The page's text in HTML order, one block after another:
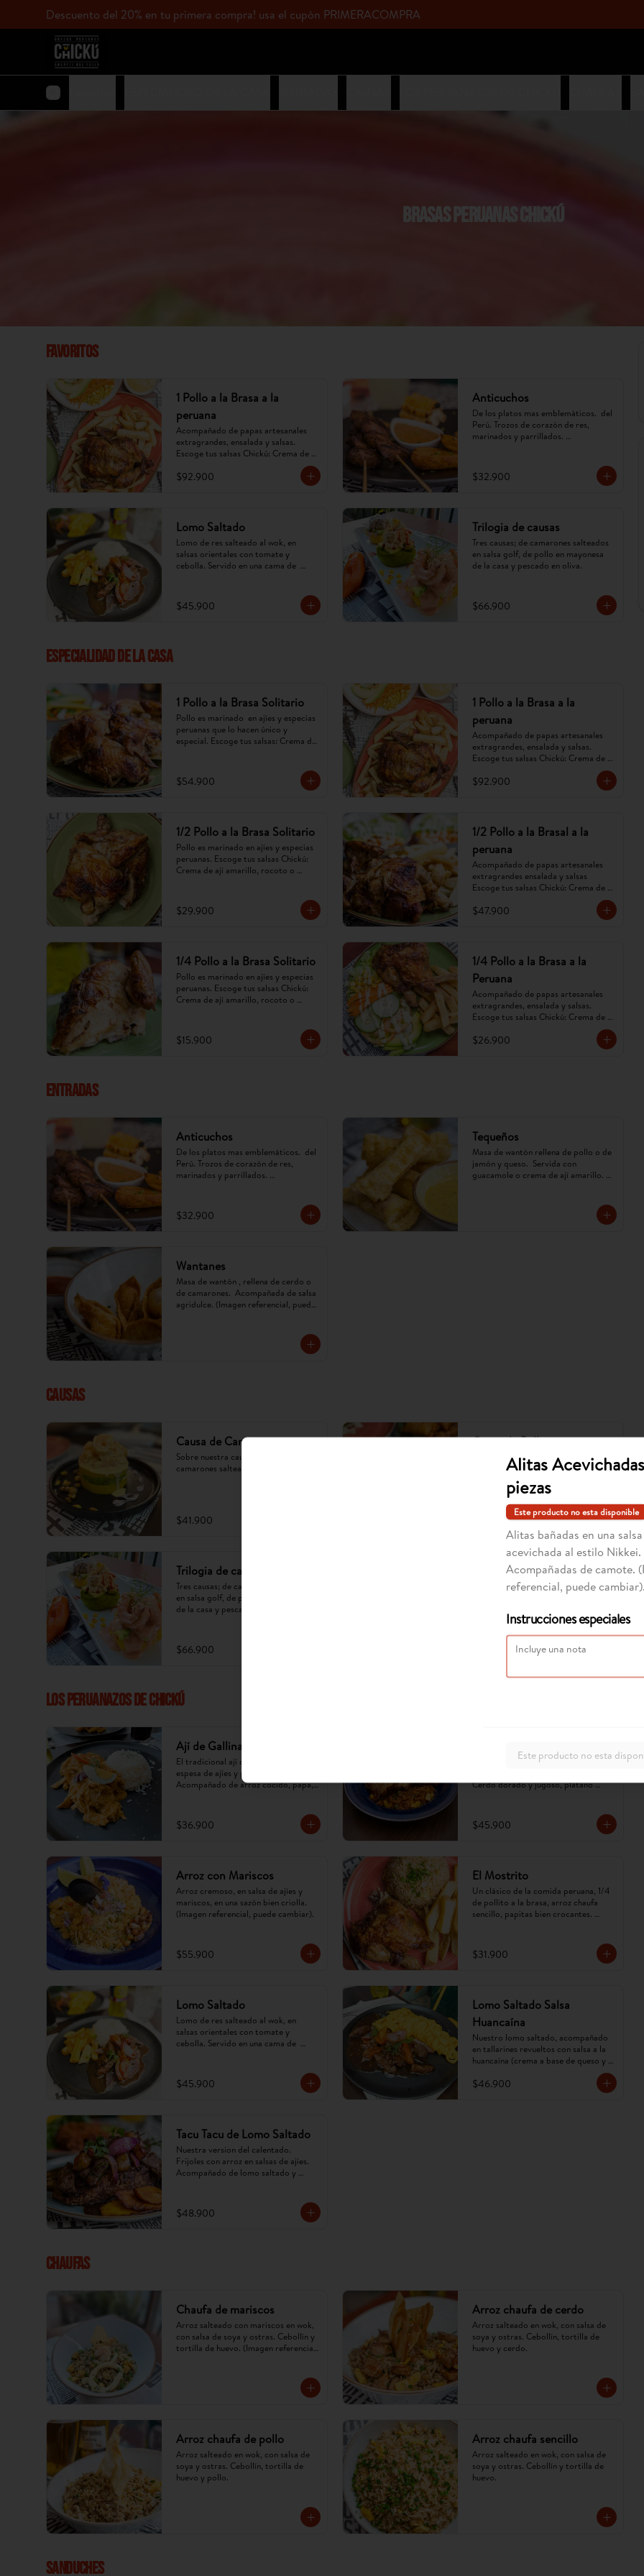
Descuento del 20% en tu primera compra! usa el cupòn PRIMERACOMPRA
BRASAS PERUANAS CHICKÚ
Favoritos
1 Pollo a la Brasa a la
peruana
Acompañado de papas artesanales
extragrandes, ensalada y salsas.
Escoge tus salsas Chickú: Crema de
(Imagen referencial, puede cambiar).
$92.900
Anticuchos
De los platos mas emblemáticos.  del
Perú. Trozos de corazón de res,
marinados y parrillados.
puede cambiar)
$32.900
Lomo Saltado
Lomo de res salteado al wok, en
salsas orientales con tomate y
cebolla. Servido en una cama de
$45.900
Trilogia de causas
Tres causas; de camarones salteados
en salsa golf, de pollo en mayonesa
de la casa y pescado en oliva.
$66.900
ESPECIALIDAD DE LA CASA
1 Pollo a la Brasa Solitario
Pollo es marinado  en ajíes y especias
peruanas que lo hacen único y
especial. Escoge tus salsas: Crema de
$54.900
1 Pollo a la Brasa a la
peruana
Acompañado de papas artesanales
extragrandes, ensalada y salsas.
Escoge tus salsas Chickú: Crema de
(Imagen referencial, puede cambiar).
$92.900
1/2 Pollo a la Brasa Solitario
Pollo es marinado en ajíes y especias
peruanas. Escoge tus salsas Chickú:
Crema de ají amarillo, rocoto o
$29.900
1/2 Pollo a la Brasal a la
peruana
Acompañado de papas artesanales
extragrandes ensalada y salsas
Escoge tus salsas Chickú: Crema de
(Imagen referencial, puede cambiar).
$47.900
1/4 Pollo a la Brasa Solitario
Pollo es marinado en ajíes y especias
peruanas. Escoge tus salsas Chickú:
Crema de ají amarillo, rocoto o
$15.900
1/4 Pollo a la Brasa a la
Peruana
Acompañado de papas artesanales
extragrandes, ensalada y salsas.
Escoge tus salsas Chickú: Crema de
(Imagen referencial, puede cambiar).
$26.900
ENTRADAS
Anticuchos
De los platos mas emblemáticos.  del
Perú. Trozos de corazón de res,
marinados y parrillados.
puede cambiar)
$32.900
Tequeños
Masa de wantón rellena de pollo o de
jamón y queso.  Servida con
guacamole o crema de ají amarillo.
Wantanes
Masa de wantón , rellena de cerdo o
de camarones.  Acompañada de salsa
agridulce. (Imagen referencial, puede
CAUSAS
Causa de Camarones
Sobre nuestra causa; aguacate y
camarones salteados en salsa golf.
$41.900
Causa de Pollo
Entrada fría. Pure de papa
amarillamezclada con ají amarillo y
limón. Sobre esta, aguacate, pollo
con mayonesa de la casa. (Imagen
referencial, puede cambiar).
$30.900
Trilogia de causas
Tres causas; de camarones salteados
en salsa golf, de pollo en mayonesa
de la casa y pescado en oliva.
$66.900
LOS PERUANAZOS DE CHICKÚ
Ají de Gallina
El tradicional ají de gallina, crema
espesa de ajíes y pollo desmechado.
Acompañado de arroz cocido, papa,
$36.900
Arroz apastelado, cocinado en ají
Cerdo dorado y jugoso, plátano
$45.900
Arroz con Mariscos
Arroz cremoso, en salsa de ajíes y
mariscos, en una sazón bien criolla.
(Imagen referencial, puede cambiar).
$55.900
El Mostrito
Un clásico de la comida peruana, 1/4
de pollito a la brasa, arroz chaufa
sencillo, papitas bien crocantes.
$31.900
Lomo Saltado
Lomo de res salteado al wok, en
salsas orientales con tomate y
cebolla. Servido en una cama de
$45.900
Lomo Saltado Salsa
Huancaína
Nuestro lomo saltado, acompañado
en tallarines revueltos con salsa a la
huancaína (crema a base de queso y
puede cambiar).
$46.900
Tacu Tacu de Lomo Saltado
Nuestra version del calentado.
Frijoles con arroz en salsas de ajíes.
Acompañado de lomo saltado y
$48.900
CHAUFAS
Chaufa de mariscos
Arroz salteado con mariscos en wok,
con salsa de soya y ostras. Cebollín y
tortilla de huevo. (Imagen referencial,
Arroz chaufa de cerdo
Arroz salteado en wok, con salsa de
soya y ostras. Cebollín, tortilla de
huevo y cerdo.
Arroz chaufa de pollo
Arroz salteado en wok, con salsa de
soya y ostras. Cebollín, tortilla de
huevo y pollo.
Arroz chaufa sencillo
Arroz salteado en wok, con salsa de
soya y ostras. Cebollín y tortilla de
huevo.
SANDUCHES
Alitas
piezas
Este producto no esta disponible
Alitas bañadas en una salsa
acevichada al estilo Nikkei.
Acompañadas de camote.
referencial, puede
Instrucciones especiales
Este producto no esta